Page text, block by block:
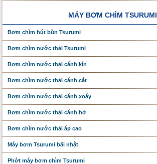
MÁY BƠM CHÌM TSURUMI
Bơm chìm hút bùn Tsurumi
Bơm chìm nước thải Tsurumi
Bơm chìm nước thải cánh kín
Bơm chìm nước thải cánh cắt
Bơm chìm nước thải cánh xoáy
Bơm chìm nước thải cánh hở
Bơm chìm nước thải áp cao
Máy bơm Tsurumi bãi nhật
Phớt máy bơm chìm Tsurumi